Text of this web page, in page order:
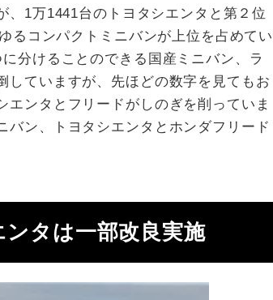
、1万1441台のトヨタシエンタと第２位
るコンパクトミニバンが上位を占めてい
分けることのできる国産ミニバン、ラ
していますが、先ほどの数字を見てもお
ンタとフリードがしのぎを削っていま
バン、トヨタシエンタとホンダフリード
タは一部改良実施